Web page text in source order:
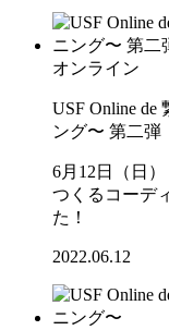
オンライン
USF Online
ング〜 第二弾
6月12日（日
つくるコーデ
た！
2022.06.12